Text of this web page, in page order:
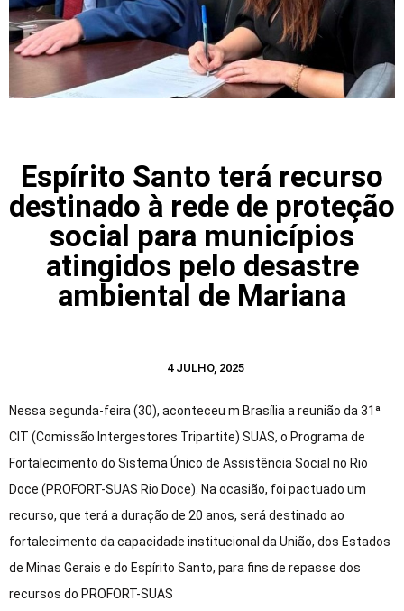
Espírito Santo terá recurso
destinado à rede de proteção
social para municípios
atingidos pelo desastre
ambiental de Mariana
4 JULHO, 2025
Nessa segunda-feira (30), aconteceu m Brasília a reunião da 31ª
CIT (Comissão Intergestores Tripartite) SUAS, o Programa de
Fortalecimento do Sistema Único de Assistência Social no Rio
Doce (PROFORT-SUAS Rio Doce). Na ocasião, foi pactuado um
recurso, que terá a duração de 20 anos, será destinado ao
fortalecimento da capacidade institucional da União, dos Estados
de Minas Gerais e do Espírito Santo, para fins de repasse dos
recursos do PROFORT-SUAS